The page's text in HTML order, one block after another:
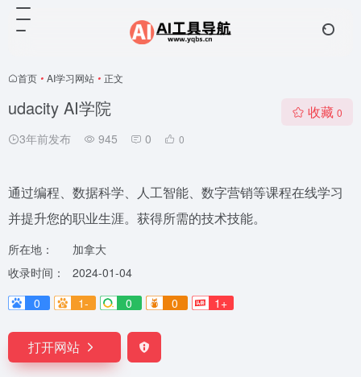
首页 • AI学习网站 • 正文
udacity AI学院
3年前发布 945 0 0
收藏 0
通过编程、数据科学、人工智能、数字营销等课程在线学习
并提升您的职业生涯。获得所需的技术技能。
所在地：
加拿大
收录时间：
2024-01-04
0
1- 0 0 1+
打开网站